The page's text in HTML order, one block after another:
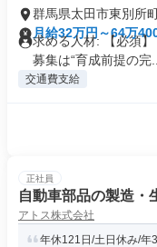
群馬県太田市東別所
月給32万円～64万
求める人材: 【必須
募集は“育成前提の完...
交通費支給
正社員
自動車部品の製造・
アトス株式会社
年休121日/土日休み/年